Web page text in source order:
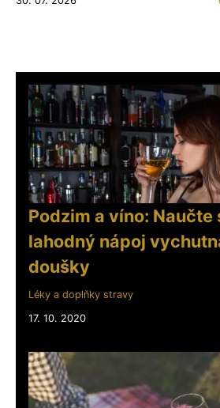
Podzim a víno: Naučte
lahodný nápoj
doušky
Léky a doplňky stravy
17. 10. 2020